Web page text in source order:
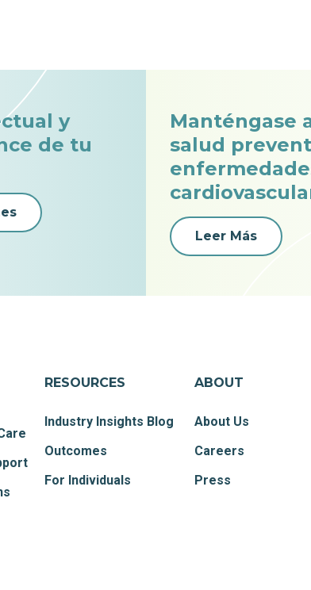
y
de tu
Manténgase
salud
Leer Más
RESOURCES
Industry Insights Blog
Outcomes
For Individuals
ABOUT
About Us
Careers
Press